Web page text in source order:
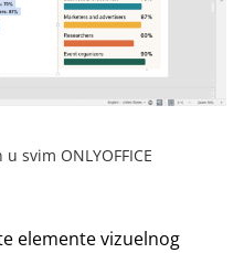
svim ONLYOFFICE
elemente vizuelnog